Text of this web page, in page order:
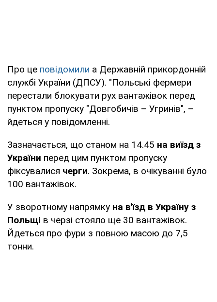
Про це повідомили а Державній прикордонній
службі України (ДПСУ). "Польські фермери
перестали блокувати рух вантажівок перед
пунктом пропуску "Довгобичів – Угринів", –
йдеться у повідомленні.
Зазначається, що станом на 14.45 на виїзд з
України перед цим пунктом пропуску
фіксувалися черги. Зокрема, в очікуванні було
100 вантажівок.
У зворотному напрямку на в'їзд в Україну з
Польщі в черзі стояло ще 30 вантажівок.
Йдеться про фури з повною масою до 7,5
тонни.